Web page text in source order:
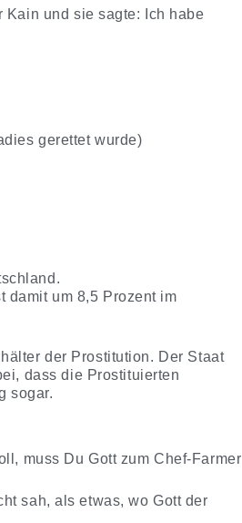
Kain und sie sagte: Ich habe
gerettet wurde)
damit um 8,5 Prozent im
der Prostitution. Der Staat
dass die Prostituierten
sogar.
muss Du Gott zum Chef-Farmer
sah, als etwas, wo Gott der